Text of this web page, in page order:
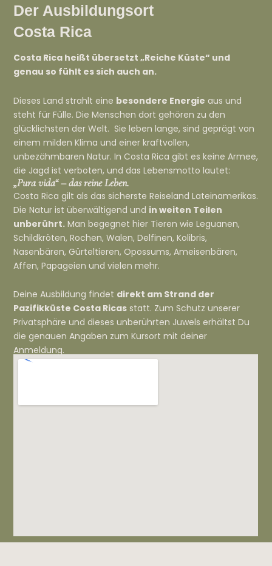
Der Ausbildungsort
Costa Rica
Costa Rica heißt übersetzt „Reiche Küste“ und
genau so fühlt es sich auch an.
Dieses Land strahlt eine besondere Energie aus und
steht für Fülle. Die Menschen dort gehören zu den
glücklichsten der Welt. Sie leben lange, sind geprägt von
einem milden Klima und einer kraftvollen,
unbezähmbaren Natur. In Costa Rica gibt es keine Armee,
die Jagd ist verboten, und das Lebensmotto lautet:
„Pura vida“ – das reine Leben.
Costa Rica gilt als das sicherste Reiseland Lateinamerikas.
Die Natur ist überwältigend und in weiten Teilen
unberührt. Man begegnet hier Tieren wieLeguanen,
Schildkröten, Rochen, Walen, Delfinen, Kolibris,
Nasenbären, Gürteltieren, Opossums, Ameisenbären,
Affen, Papageien und vielen mehr.
Deine Ausbildung findet direkt am Strand der
Pazifikküste Costa Ricas statt. Zum Schutz unserer
Privatsphäre und dieses unberührten Juwels erhältst Du
die genauen Angaben zum Kursort mit deiner
Anmeldung.